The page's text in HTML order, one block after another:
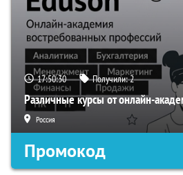
17:50:30 Получили:2
Различные курсы от онлайн-
Россия
Промокод